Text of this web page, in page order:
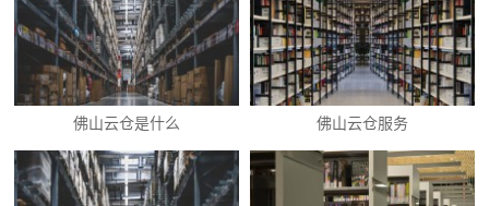
佛山云仓是什么 佛山云仓服务